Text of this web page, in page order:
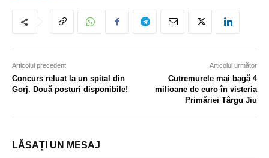
Articolul precedent
Concurs reluat la un spital din
Gorj. Două posturi disponibile!
Articolul următor
Cutremurele mai bagă 4
milioane de euro în visteria
Primăriei Târgu Jiu
LĂSAȚI UN MESAJ